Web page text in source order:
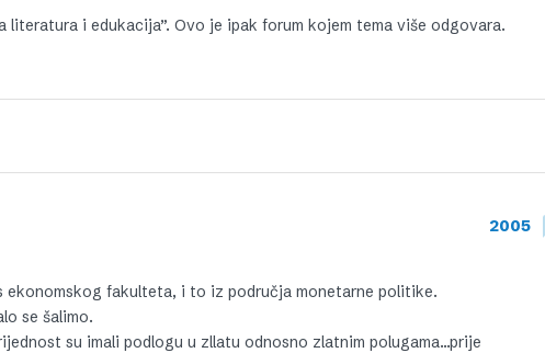
literatura i edukacija”. Ovo je ipak forum kojem tema više odgovara.
2005
ekonomskog fakulteta, i to iz područja monetarne politike.
se šalimo.
su imali podlogu u zllatu odnosno zlatnim polugama…prije